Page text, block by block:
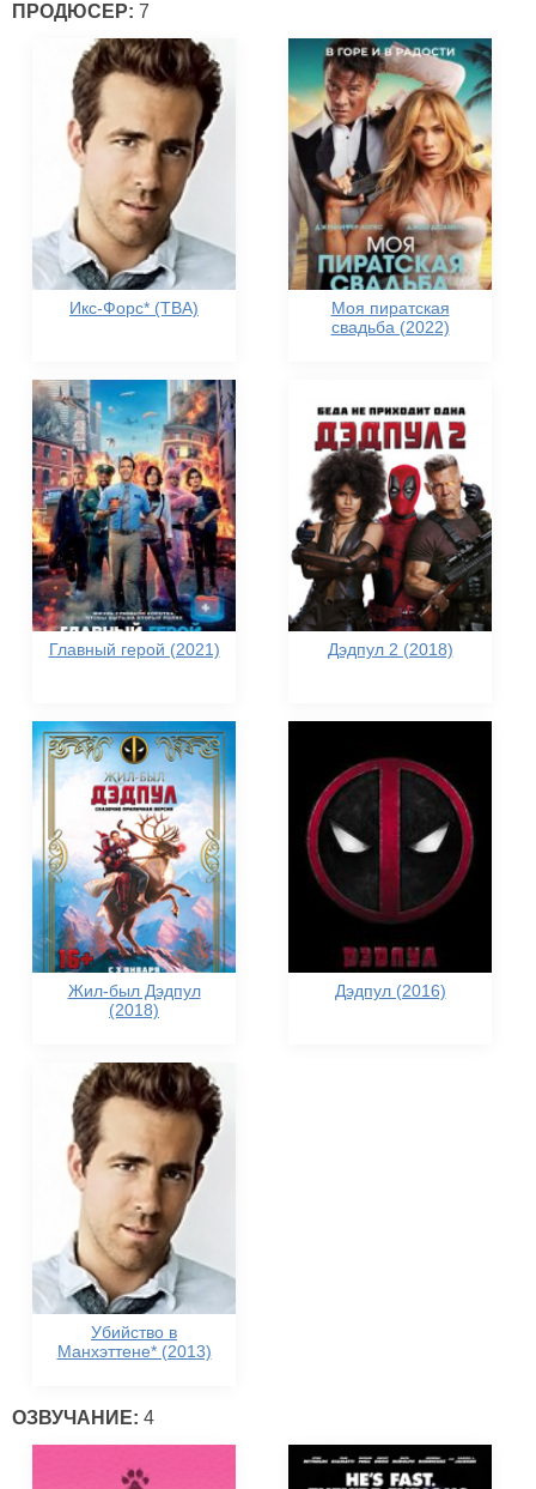
ПРОДЮСЕР: 7
Икс-Форс* (TBA)
Моя пиратская
свадьба (2022)
Главный герой (2021) Дэдпул 2 (2018)
Жил-был Дэдпул
(2018)
Дэдпул (2016)
Убийство в
Манхэттене* (2013)
ОЗВУЧАНИЕ: 4